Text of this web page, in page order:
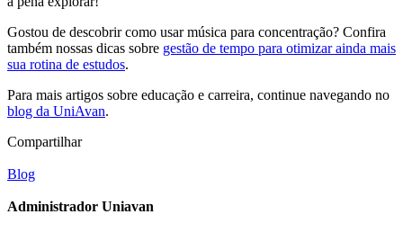
Gostou de descobrir como usar música para concentração? Confira
também nossas dicas sobre gestão de tempo para otimizar ainda mais
sua rotina de estudos.
Para mais artigos sobre educação e carreira, continue navegando no
blog da UniAvan.
Compartilhar
Blog
Administrador Uniavan